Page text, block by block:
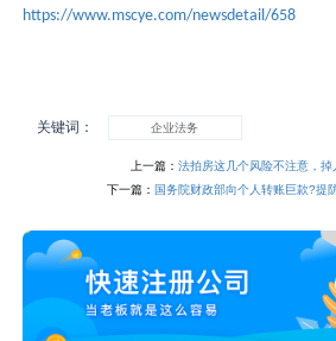
https://www.mscye.com/newsdetail/658
关键词： 企业法务
上一篇： 法拍房这几个风险不注意，掉
下一篇： 国务院财政部向个人转账巨款?提